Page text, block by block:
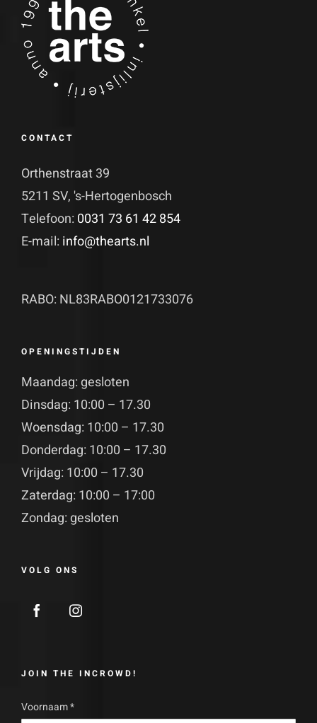
CONTACT
Orthenstraat 39
5211 SV, 's-Hertogenbosch
Telefoon: 0031 73 61 42 854
E-mail: info@thearts.nl
RABO: NL83RABO0121733076
OPENINGSTIJDEN
Maandag: gesloten
Dinsdag: 10:00 – 17.30
Woensdag: 10:00 – 17.30
Donderdag: 10:00 – 17.30
Vrijdag: 10:00 – 17.30
Zaterdag: 10:00 – 17:00
Zondag: gesloten
VOLG ONS
JOIN THE INCROWD!
Voornaam*